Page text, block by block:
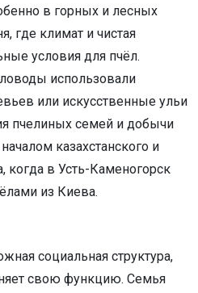
в горных и лесных
где климат и чистая
условия для пчёл.
использовали
или искусственные ульи
пчелиных семей и добычи
началом казахстанского и
когда в Усть-Каменогорск
из Киева.
социальная структура,
свою функцию. Семья